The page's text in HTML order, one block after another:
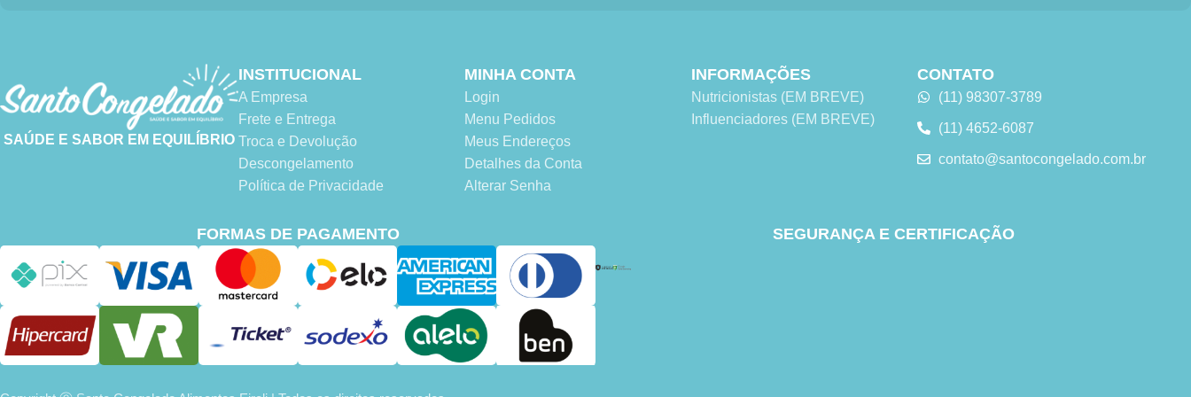
SAÚDE E SABOR EM EQUILÍBRIO
INSTITUCIONAL
A Empresa
Frete e Entrega
Troca e Devolução
Descongelamento
Política de Privacidade
MINHA CONTA
Login
Menu Pedidos
Meus Endereços
Detalhes da Conta
Alterar Senha
INFORMAÇÕES
Nutricionistas (EM BREVE)
Influenciadores (EM BREVE)
CONTATO
(11) 98307-3789
(11) 4652-6087
contato@santocongelado.com.br
FORMAS DE PAGAMENTO SEGURANÇA E CERTIFICAÇÃO